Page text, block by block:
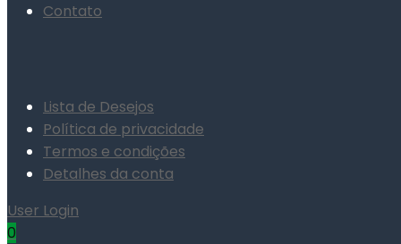
Contato
Lista de Desejos
Política de privacidade
Termos e condições
Detalhes da conta
User Login
0